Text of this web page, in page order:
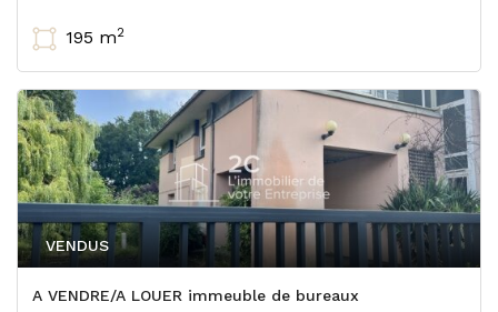
195 m2
A VENDRE/A LOUER immeuble de bureaux
VENDUS